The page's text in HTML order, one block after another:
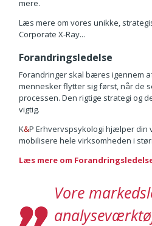
mere.
Læs mere om vores unikke,
Corporate X-Ray...
Forandringsledelse
Forandringer skal bæres igennem
mennesker flytter sig først, når de
processen. Den rigtige strategi og
vigtig.
K&P Erhvervspsykologi hjælper din
mobilisere hele virksomheden i
Læs mere om
Vore